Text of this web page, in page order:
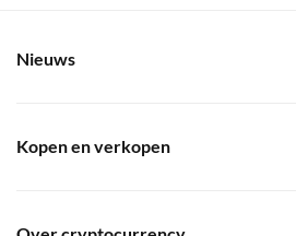
Nieuws
Kopen en verkopen